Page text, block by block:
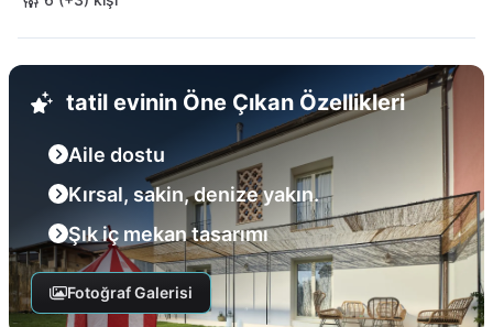
tatil evinin Öne Çıkan Özellikleri
Aile dostu
Kırsal, sakin, denize yakın.
Şık iç mekan tasarımı
Fotoğraf Galerisi